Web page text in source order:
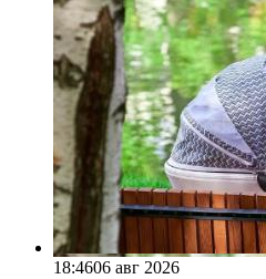
18:4606 авг 2026